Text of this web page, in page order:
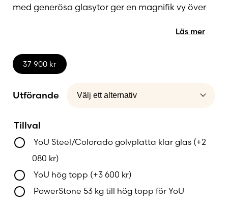
37 900 kr
med generösa glasytor ger en magnifik vy över
Med rundade hörn och rena linjer kombinerar
YoU Steel form och funktion i perfekt balans.
jämn, ren och energieffektiv eldning. Den
asklådan gör kaminen enkel och trygg att
använda – varje dag.
För dig som vill behålla värmen längre finns även
möjlighet att uppgradera med en hög topp fylld
med värmelagrande PowerStone™.
Läs mer
Utförande
Tillval
YoU Steel/Colorado golvplatta klar glas (+2
080 kr)
YoU hög topp (+3 600 kr)
PowerStone 53 kg till hög topp för YoU